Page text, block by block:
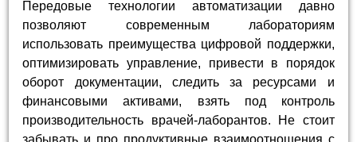
Передовые технологии автоматизации давно
позволяют современным лабораториям
использовать преимущества цифровой поддержки,
оптимизировать управление, привести в порядок
оборот документации, следить за ресурсами и
финансовыми активами, взять под контроль
производительность врачей-лаборантов. Не стоит
забывать и про продуктивные взаимоотношения с